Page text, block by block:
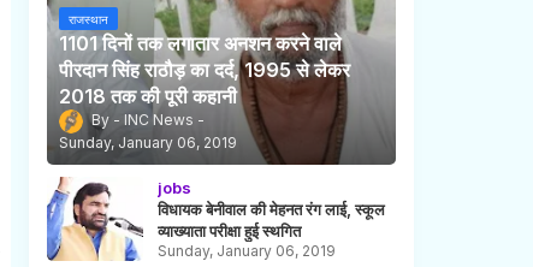
राजस्थान
1101 दिनों तक लगातार अनशन करने वाले
पीरदान सिंह राठौड़ का दर्द, 1995 से लेकर
2018 तक की पूरी कहानी
INC News
Sunday, January 06, 2019
jobs
विधायक बेनीवाल की मेहनत रंग लाई, स्कूल
व्याख्याता परीक्षा हुई स्थगित
Sunday, January 06, 2019